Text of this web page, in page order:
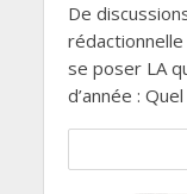
De
se poser LA
d’année :